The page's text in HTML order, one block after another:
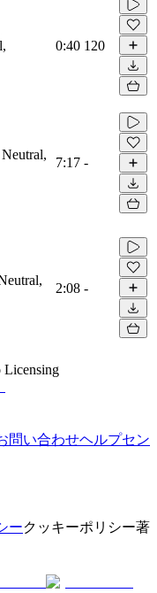
0:40 120
7:17 -
2:08 -
Licensing
問い合わせヘルプセン
ークッキーポリシー著